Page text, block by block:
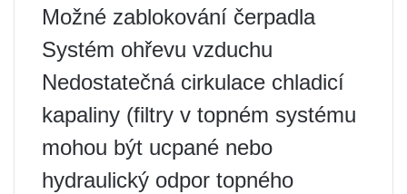
Možné zablokování čerpadla
Systém ohřevu vzduchu
Nedostatečná cirkulace chladicí
kapaliny (filtry v topném systému
mohou být ucpané nebo
hydraulický odpor topného